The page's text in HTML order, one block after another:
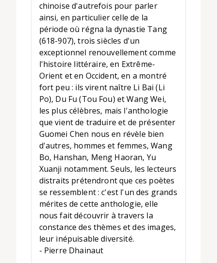
chinoise d'autrefois pour parler
ainsi, en particulier celle de la
période où régna la dynastie Tang
(618-907), trois siècles d'un
exceptionnel renouvellement comme
l'histoire littéraire, en Extrême-
Orient et en Occident, en a montré
fort peu : ils virent naître Li Bai (Li
Po), Du Fu (Tou Fou) et Wang Wei,
les plus célèbres, mais l'anthologie
que vient de traduire et de présenter
Guomei Chen nous en révèle bien
d'autres, hommes et femmes, Wang
Bo, Hanshan, Meng Haoran, Yu
Xuanji notamment. Seuls, les lecteurs
distraits prétendront que ces poètes
se ressemblent : c'est l'un des grands
mérites de cette anthologie, elle
nous fait découvrir à travers la
constance des thèmes et des images,
leur inépuisable diversité.
- Pierre Dhainaut